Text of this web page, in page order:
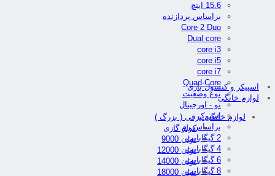
15.6 اینچ
براساس پردازنده
Core 2 Duo
Dual core
core i3
core i5
core i7
Quad-Core
نوع وضعیت
نو - اورجینال
استوک
براساس رم
2 گیگابایت
4 گیگابایت
6 گیگابایت
8 گیگابایت
اسپیکر و کنسول بازی
لوازم خانگی
لوازم خانگی برقی ( بزرگ )
کولر گازی
توان 9000
توان 12000
توان 14000
توان 18000